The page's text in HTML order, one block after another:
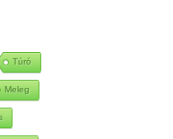
Túró